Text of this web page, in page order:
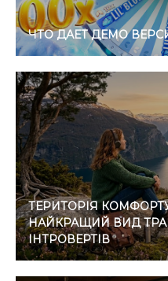
ЧТО ДАЕТ ДЕМО
ТЕРИТОРІЯ
НАЙКРАЩИЙ ВИД
ІНТРОВЕРТІВ